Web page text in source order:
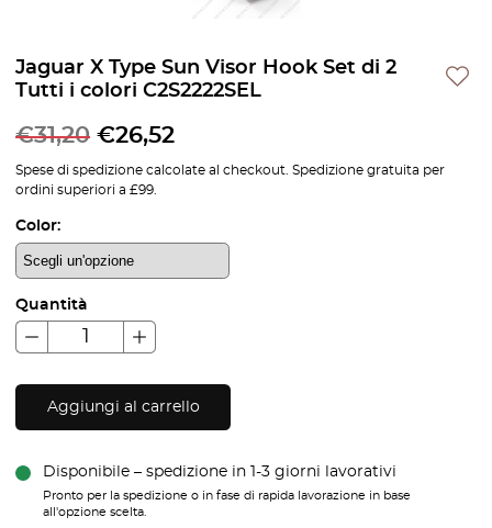
Jaguar X Type Sun Visor Hook Set di 2
Tutti i colori C2S2222SEL
€31,20 €26,52
Spese di spedizione calcolate al checkout. Spedizione gratuita per
ordini superiori a £99.
Color:
Quantità
Aggiungi al carrello
Disponibile – spedizione in 1-3 giorni lavorativi
Pronto per la spedizione o in fase di rapida lavorazione in base
all'opzione scelta.